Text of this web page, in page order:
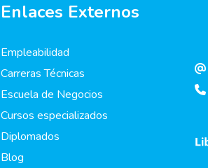
Enlaces Externos
Empleabilidad
Carreras Técnicas
Escuela de Negocios
Cursos especializados
Diplomados
Blog